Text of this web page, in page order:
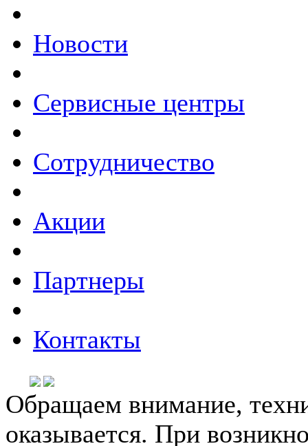
Новости
Сервисные центры
Сотрудничество
Акции
Партнеры
Контакты
Обращаем внимание,
оказывается. При